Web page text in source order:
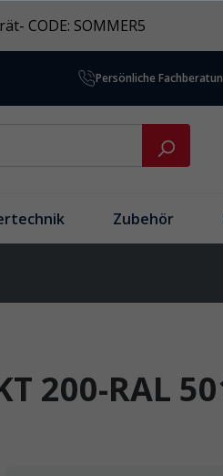
CODE: SOMMER5
Persönliche
Zubehör
200-RAL